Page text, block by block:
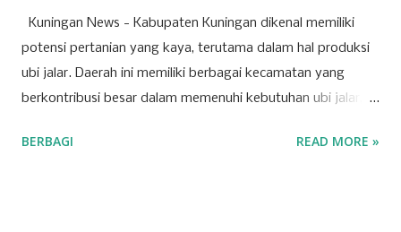
Kuningan News - Kabupaten Kuningan dikenal memiliki
potensi pertanian yang kaya, terutama dalam hal produksi
ubi jalar. Daerah ini memiliki berbagai kecamatan yang
berkontribusi besar dalam memenuhi kebutuhan ubi jalar,
tujuh kecamatan di Kabupaten Kuningan yang mencatat
BERBAGI READ MORE »